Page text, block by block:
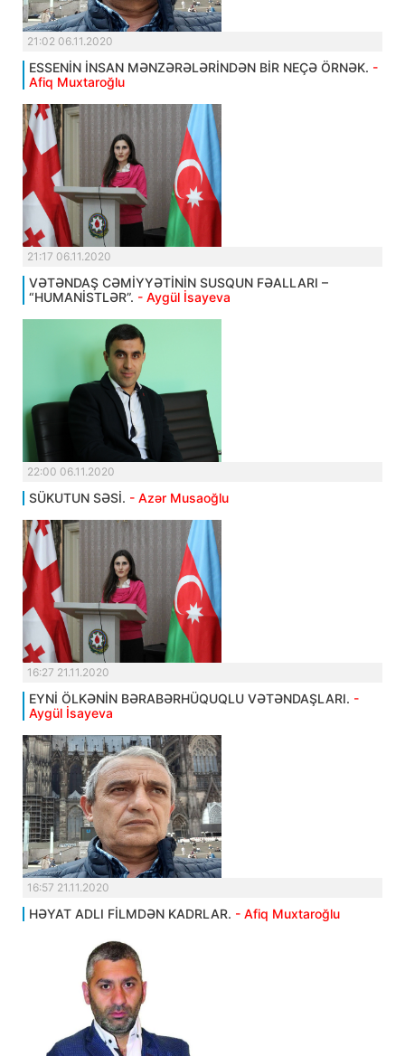
21:02 06.11.2020
ESSENİN İNSAN MƏNZƏRƏLƏRİNDƏN BİR NEÇƏ ÖRNƏK. -
Afiq Muxtaroğlu
21:17 06.11.2020
VƏTƏNDAŞ CƏMİYYƏTİNİN SUSQUN FƏALLARI –
“HUMANİSTLƏR”. - Aygül İsayeva
22:00 06.11.2020
SÜKUTUN SƏSİ. - Azər Musaoğlu
16:27 21.11.2020
EYNİ ÖLKƏNİN BƏRABƏRHÜQUQLU VƏTƏNDAŞLARI. -
Aygül İsayeva
16:57 21.11.2020
HƏYAT ADLI FİLMDƏN KADRLAR. - Afiq Muxtaroğlu